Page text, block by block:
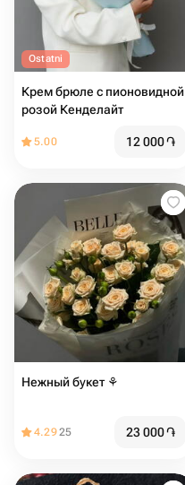
Ostatni
Крем брюле с пионовидной
розой Кенделайт
5.00 12 000֏
Нежный букет ⚘️
4.2925 23 000֏